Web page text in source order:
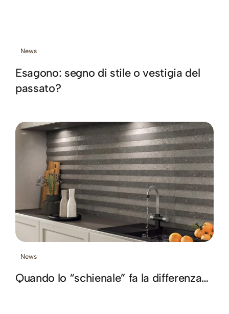
News
Esagono: segno di stile o vestigia del
passato?
News
Quando lo “schienale” fa la differenza…